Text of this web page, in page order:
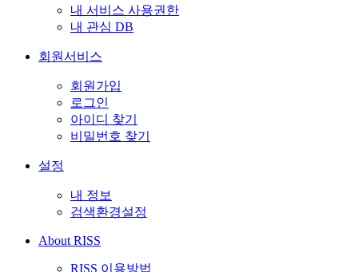
내 서비스 사용권한
내 관심 DB
회원서비스
회원가입
로그인
아이디 찾기
비밀번호 찾기
설정
내 정보
검색환경설정
About RISS
RISS 이용방법